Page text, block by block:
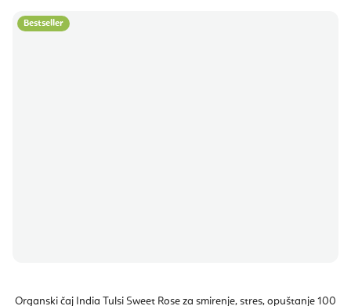
Bestseller
Organski čaj India Tulsi Sweet Rose za smirenje, stres, opuštanje 100